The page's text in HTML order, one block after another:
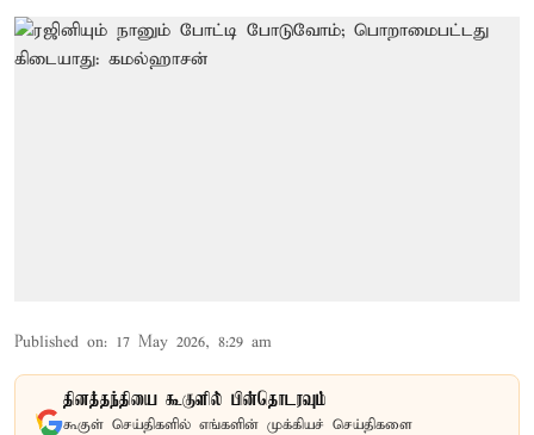
Published on: 17 May 2026, 8:29 am
தினத்தந்தியை கூகுளில் பின்தொடரவும்
கூகுள் செய்திகளில் எங்களின் முக்கியச் செய்திகளை